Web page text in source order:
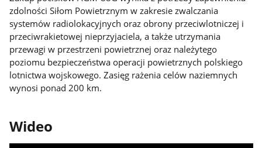
zdolności Siłom Powietrznym w zakresie zwalczania
systemów radiolokacyjnych oraz obrony przeciwlotniczej i
przeciwrakietowej nieprzyjaciela, a także utrzymania
przewagi w przestrzeni powietrznej oraz należytego
poziomu bezpieczeństwa operacji powietrznych polskiego
lotnictwa wojskowego. Zasięg rażenia celów naziemnych
wynosi ponad 200 km.
Wideo